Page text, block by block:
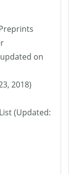
on
2018)
(Updated: